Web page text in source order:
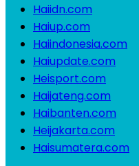
Haiidn.com
Haiup.com
Haiindonesia.com
Haiupdate.com
Heisport.com
Haijateng.com
Haibanten.com
Heijakarta.com
Haisumatera.com